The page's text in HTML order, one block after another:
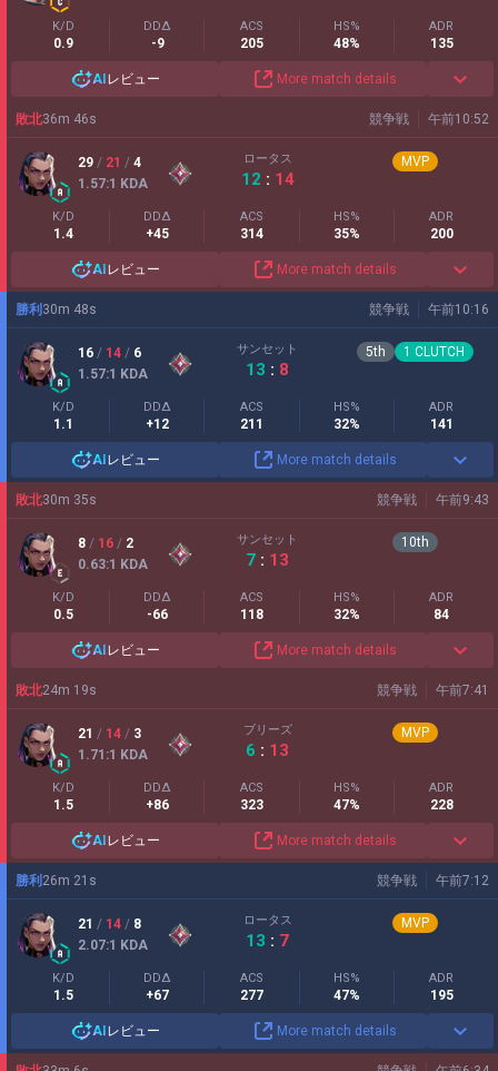
K/D
0.9
DDΔ
-9
ACS
205
HS%
48%
ADR
135
AIレビュー More match details
競争戦 午前10:52
敗北36m 46s
29 / 21 / 4
1.57:1 KDA
ロータス
12 : 14
MVP
K/D
1.4
DDΔ
+45
ACS
314
HS%
35%
ADR
200
AIレビュー More match details
競争戦 午前10:16
勝利 30m 48s
16 / 14 / 6
1.57:1 KDA
サンセット
13 : 8
5th 1 CLUTCH
K/D
1.1
DDΔ
+12
ACS
211
HS%
32%
ADR
141
AIレビュー More match details
競争戦 午前9:43
敗北30m 35s
8 / 16 / 2
0.63:1 KDA
サンセット
7 : 13
10th
K/D
0.5
DDΔ
-66
ACS
118
HS%
32%
ADR
84
AIレビュー More match details
競争戦 午前7:41
敗北24m 19s
21 / 14 / 3
1.71 :1 KDA
ブリーズ
6 : 13
MVP
K/D
1.5
DDΔ
+86
ACS
323
HS%
47%
ADR
228
AIレビュー More match details
競争戦 午前7:12
勝利 26m 21 s
21 / 14 / 8
2.07:1 KDA
ロータス
13 : 7
MVP
K/D
1.5
DDΔ
+67
ACS
277
HS%
47%
ADR
195
AIレビュー More match details